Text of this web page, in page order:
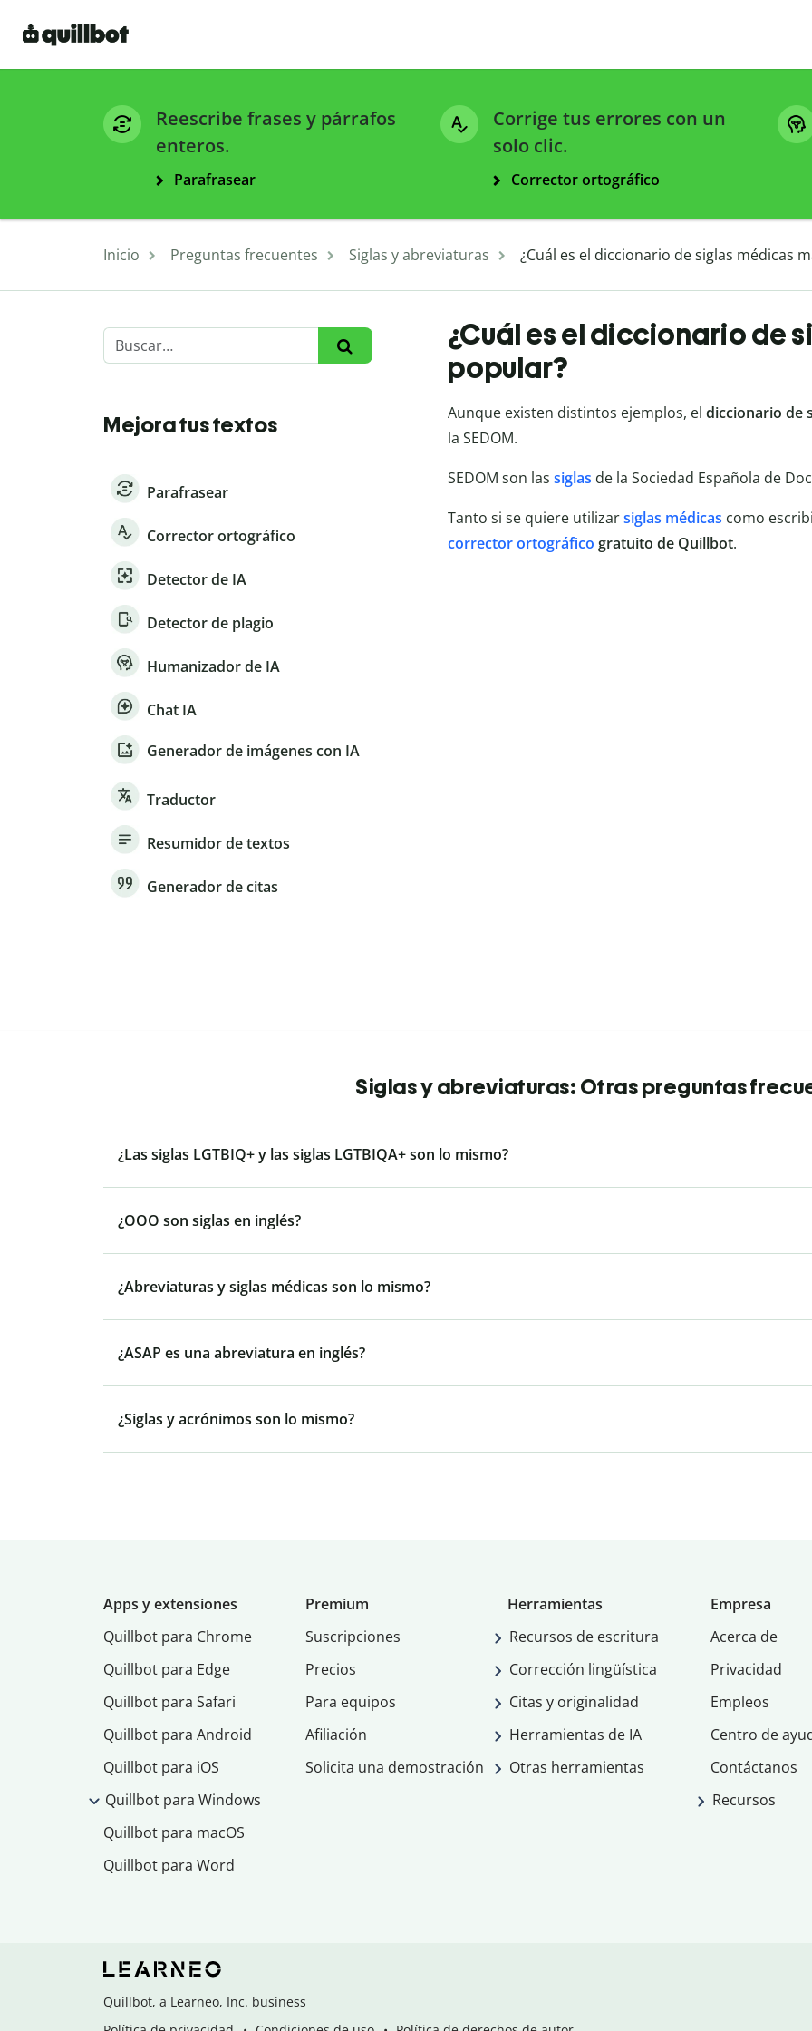
Reescribe frases y párrafos
enteros.
Parafrasear
Corrige tus errores con un
solo clic.
Corrector ortográfico
Inicio Preguntas frecuentes Siglas y abreviaturas ¿Cuál es el diccionario de siglas médicas
Mejora tus textos
Parafrasear
Corrector ortográfico
Detector de IA
Detector de plagio
Humanizador de IA
Chat IA
Generador de imágenes con IA
Traductor
Resumidor de textos
Generador de citas
¿Cuál es el diccionario de
popular?
Aunque existen distintos ejemplos, el diccionario de
la SEDOM.
SEDOM son las siglas de la Sociedad Española de
Tanto si se quiere utilizarsiglas médicas como
corrector ortográfico gratuito de Quillbot.
Siglas y abreviaturas: Otras preguntas
¿Las siglas LGTBIQ+ y las siglas LGTBIQA+ son lo mismo?
¿OOO son siglas en inglés?
¿Abreviaturas y siglas médicas son lo mismo?
¿ASAP es una abreviatura en inglés?
¿Siglas y acrónimos son lo mismo?
Apps y extensiones
Quillbot para Chrome
Quillbot para Edge
Quillbot para Safari
Quillbot para Android
Quillbot para iOS
Quillbot para Windows
Quillbot para macOS
Quillbot para Word
Premium
Suscripciones
Precios
Para equipos
Afiliación
Solicita una demostración
Herramientas
Recursos de escritura
Corrección lingüística
Citas y originalidad
Herramientas de IA
Otras herramientas
Empresa
Acerca de
Privacidad
Empleos
Centro de
Contáctanos
Recursos
Quillbot, a Learneo, Inc. business